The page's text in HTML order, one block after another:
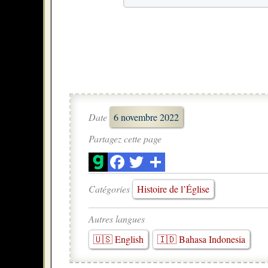
Date 6 novembre 2022
Partagez cette page
Catégories Histoire de l’Église
Autres langues
🇺🇸 English
🇮🇩 Bahasa Indonesia